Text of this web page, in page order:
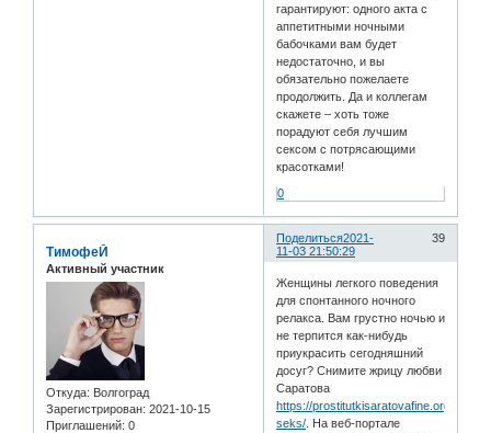
гарантируют: одного акта с
аппетитными ночными
бабочками вам будет
недостаточно, и вы
обязательно пожелаете
продолжить. Да и коллегам
скажете – хоть тоже
порадуют себя лучшим
сексом с потрясающими
красотками!
0
Поделиться 39
2021-
11-03 21:50:29
ТимофеЙ
Активный участник
Откуда: Волгоград
Зарегистрирован: 2021-10-15
Приглашений: 0
Женщины легкого поведения
для спонтанного ночного
релакса. Вам грустно ночью и
не терпится как-нибудь
приукрасить сегодняшний
досуг? Снимите жрицу любви
Саратова
https://prostitutkisaratovafine.org/serv/
seks/ . На веб-портале